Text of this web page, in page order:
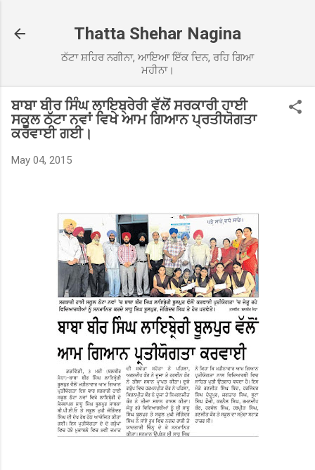
Thatta Shehar Nagina
ਠੱਟਾ ਸ਼ਹਿਰ ਨਗੀਨਾ, ਆਇਆ ਇੱਕ ਦਿਨ, ਰਹਿ ਗਿਆ
ਮਹੀਨਾ।
ਬਾਬਾ ਬੀਰ ਸਿੰਘ ਲਾਇਬ੍ਰੇਰੀ ਵੱਲੋਂ ਸਰਕਾਰੀ ਹਾਈ
ਸਕੂਲ ਠੱਟਾ ਨਵਾਂ ਵਿਖੇ ਆਮ ਗਿਆਨ ਪ੍ਰਤੀਯੋਗਤਾ
ਕਰਵਾਈ ਗਈ।
May 04, 2015